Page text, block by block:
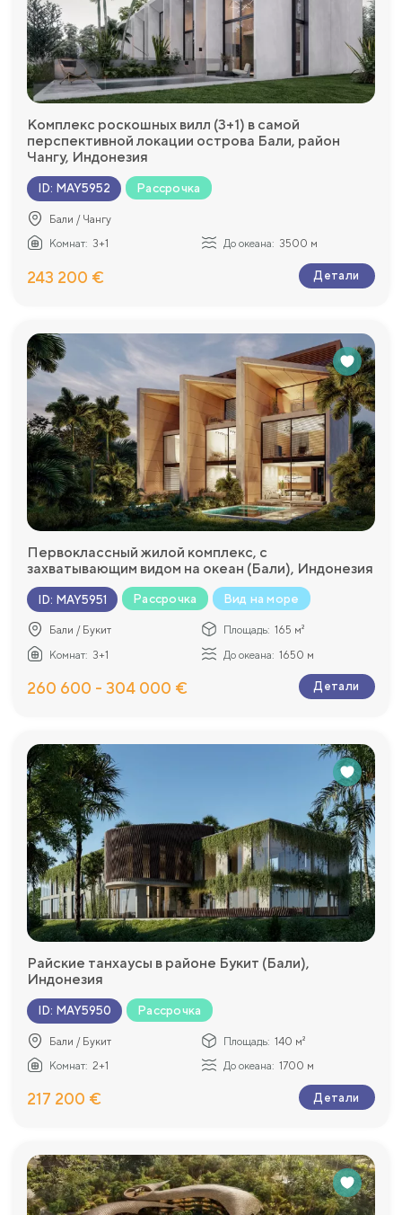
Комплекс роскошных вилл (3+1) в самой
перспективной локации острова Бали, район
Чангу, Индонезия
ID: MAY5952 Рассрочка
Бали / Чангу
Комнат: 3+1 До океана: 3500 м
243 200 € Детали
Первоклассный жилой комплекс, с
захватывающим видом на океан (Бали), Индонезия
ID: MAY5951 Рассрочка Вид на море
Бали / Букит Площадь: 165 м²
Комнат: 3+1 До океана: 1650 м
260 600 - 304 000 € Детали
Райские танхаусы в районе Букит (Бали),
Индонезия
ID: MAY5950 Рассрочка
Бали / Букит Площадь: 140 м²
Комнат: 2+1 До океана: 1700 м
217 200 € Детали